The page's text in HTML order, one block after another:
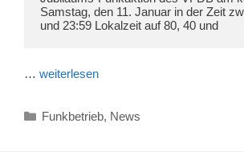
Samstag, den 11. Januar in der Zeit
und 23:59 Lokalzeit auf 80, 40 und
… weiterlesen
Kategorien
Funkbetrieb, News